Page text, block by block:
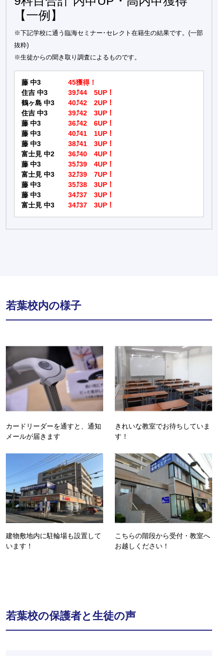
【一例】
※下記学校に通う臨海セミナー･セレクト在籍生の結果です。(一部
抜粋)
※生徒からの聞き取り調査によるものです。
藤 中3
45獲得！
住吉 中3
39⤴44 5UP！
鶴ヶ島 中3
40⤴42 2UP！
住吉 中3
39⤴42 3UP！
藤 中3
36⤴42 6UP！
藤 中3
40⤴41 1UP！
藤 中3
38⤴41 3UP！
富士見 中2
36⤴40 4UP！
藤 中3
35⤴39 4UP！
富士見 中3
32⤴39 7UP！
藤 中3
35⤴38 3UP！
藤 中3
34⤴37 3UP！
富士見 中3
34⤴37 3UP！
若葉校内の様子
カードリーダーを通すと、通知
メールが届きます
きれいな教室でお待ちしていま
す！
建物敷地内に駐輪場も設置して
います！
こちらの階段から受付・教室へ
お越しください！
若葉校の保護者と生徒の声